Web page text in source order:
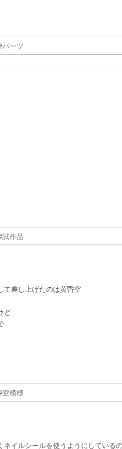
パーツ
試作品
て差し上げたのは黄昏空
ど
空模様
ネイルシールを使うようにしている